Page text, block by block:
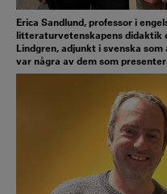
Erica Sandlund, professor i
litteraturvetenskapens didaktik
Lindgren, adjunkt i svenska
var några av dem som